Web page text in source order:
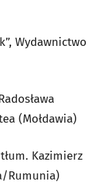
Wydawnictwo
(Mołdawia)
Kazimierz
Rumunia)